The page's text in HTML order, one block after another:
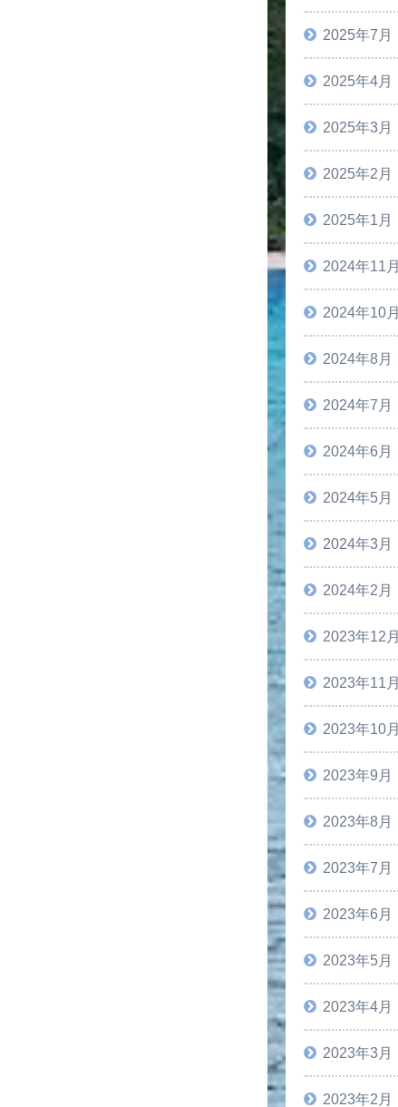
2025年7月
2025年4月
2025年3月
2025年2月
2025年1月
2024年11月
2024年10月
2024年8月
2024年7月
2024年6月
2024年5月
2024年3月
2024年2月
2023年12月
2023年11月
2023年10月
2023年9月
2023年8月
2023年7月
2023年6月
2023年5月
2023年4月
2023年3月
2023年2月